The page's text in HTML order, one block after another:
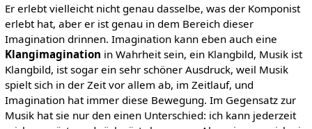
Er erlebt vielleicht nicht genau dasselbe, was der Komponist
erlebt hat, aber er ist genau in dem Bereich dieser
Imagination drinnen. Imagination kann eben auch eine
Klangimagination in Wahrheit sein, ein Klangbild, Musik ist
Klangbild, ist sogar ein sehr schöner Ausdruck, weil Musik
spielt sich in der Zeit vor allem ab, im Zeitlauf, und
Imagination hat immer diese Bewegung. Im Gegensatz zur
Musik hat sie nur den einen Unterschied: ich kann jederzeit